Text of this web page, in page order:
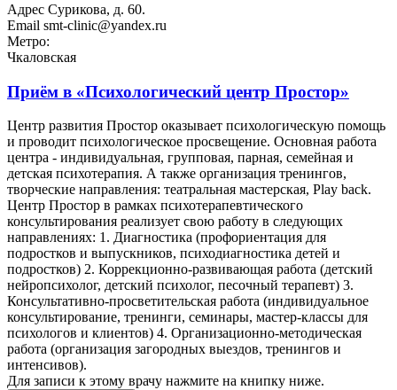
Адрес Сурикова, д. 60.
Email smt-clinic@yandex.ru
Метро:
Чкаловская
Приём в «Психологический центр Простор»
Центр развития Простор оказывает психологическую помощь
и проводит психологическое просвещение. Основная работа
центра - индивидуальная, групповая, парная, семейная и
детская психотерапия. А также организация тренингов,
творческие направления: театральная мастерская, Play back.
Центр Простор в рамках психотерапевтического
консультирования реализует свою работу в следующих
направлениях: 1. Диагностика (профориентация для
подростков и выпускников, психодиагностика детей и
подростков) 2. Коррекционно-развивающая работа (детский
нейропсихолог, детский психолог, песочный терапевт) 3.
Консультативно-просветительская работа (индивидуальное
консультирование, тренинги, семинары, мастер-классы для
психологов и клиентов) 4. Организационно-методическая
работа (организация загородных выездов, тренингов и
интенсивов).
Для записи к этому врачу нажмите на книпку ниже.